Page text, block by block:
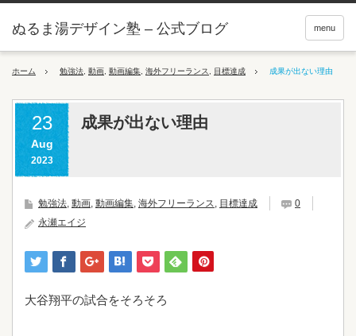
menu
ぬるま湯デザイン塾 – 公式ブログ
ホーム 勉強法 動画 動画編集 海外フリーランス 目標達成 成果が出ない理由
23
Aug
2023
成果が出ない理由
勉強法, 動画, 動画編集, 海外フリーランス, 目標達成
0
永瀬エイジ
大谷翔平の試合をそろそろ